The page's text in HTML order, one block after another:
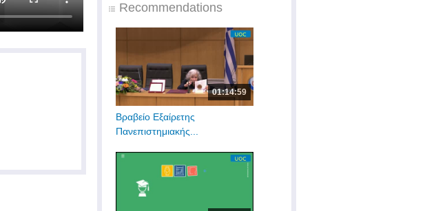
Recommendations
01:14:59
Βραβείο Εξαίρετης
Πανεπιστημιακής...